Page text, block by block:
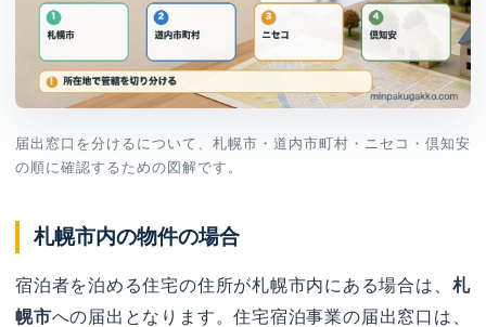
届出窓口を分けるについて、札幌市・道内市町村・ニセコ・倶知安
の順に確認するための図解です。
札幌市内の物件の場合
宿泊者を泊める住宅の住所が札幌市内にある場合は、 札
幌市への届出となります。住宅宿泊事業の届出窓口は、